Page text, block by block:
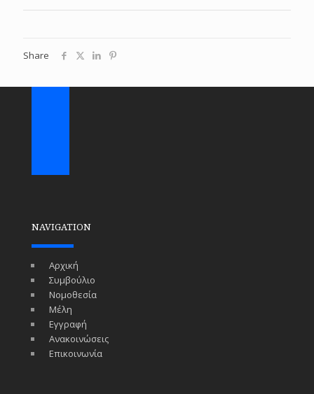
Share
NAVIGATION
Αρχική
Συμβούλιο
Νομοθεσία
Μέλη
Εγγραφή
Ανακοινώσεις
Επικοινωνία